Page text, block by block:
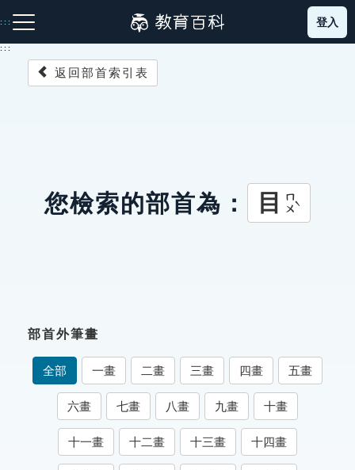
到
主
:::
成語故事
索引選單
知識索引
單字索引
生命大百科索引
登入
:::
返回部首索引表
您檢索的部首為： 目 ㄇㄨˋ
部首外筆畫
全部 一畫 二畫 三畫 四畫 五畫
六畫 七畫 八畫 九畫 十畫
十一畫 十二畫 十三畫 十四畫